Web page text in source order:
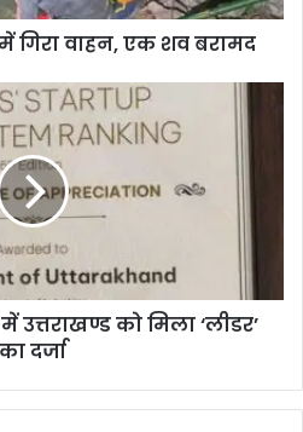
गिरा वाहन, एक शव बरामद
उत्तराखण्ड को मिला ‘लीडर’
का दर्जा